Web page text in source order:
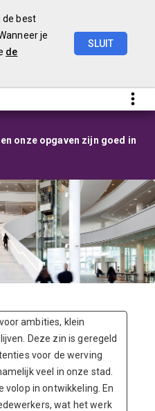
de best
je
de
SLUIT
onze opgaven zijn goed in
ambities, klein
Deze zin is geregeld
voor de werving
veel in onze stad.
volop in ontwikkeling. En
wat het werk